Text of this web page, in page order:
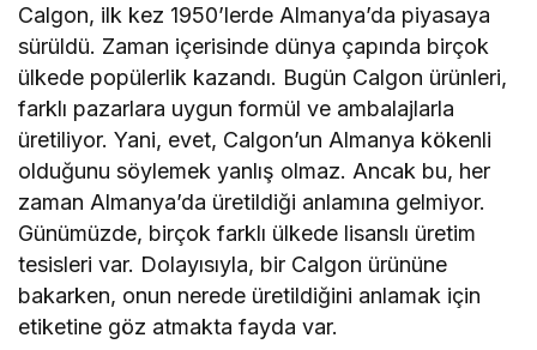
Calgon, ilk kez 1950’lerde Almanya’da piyasaya
sürüldü. Zaman içerisinde dünya çapında birçok
ülkede popülerlik kazandı. Bugün Calgon ürünleri,
farklı pazarlara uygun formül ve ambalajlarla
üretiliyor. Yani, evet, Calgon’un Almanya kökenli
olduğunu söylemek yanlış olmaz. Ancak bu, her
zaman Almanya’da üretildiği anlamına gelmiyor.
Günümüzde, birçok farklı ülkede lisanslı üretim
tesisleri var. Dolayısıyla, bir Calgon ürününe
bakarken, onun nerede üretildiğini anlamak için
etiketine göz atmakta fayda var.